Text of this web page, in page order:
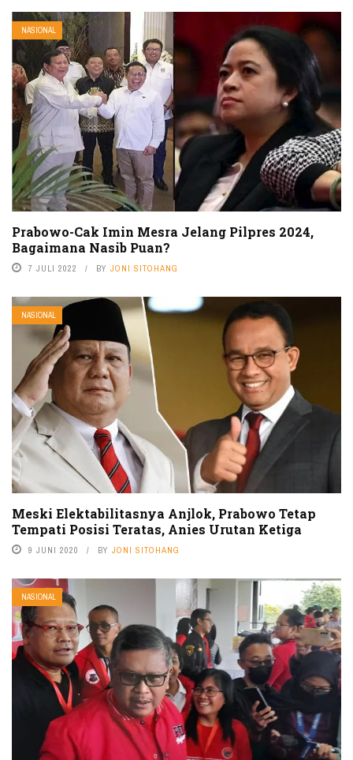
NASIONAL
Prabowo-Cak Imin Mesra Jelang Pilpres 2024,
Bagaimana Nasib Puan?
7 JULI 2022 BY JONI SITOHANG
NASIONAL
Meski Elektabilitasnya Anjlok, Prabowo Tetap
Tempati Posisi Teratas, Anies Urutan Ketiga
9 JUNI 2020 BY JONI SITOHANG
NASIONAL